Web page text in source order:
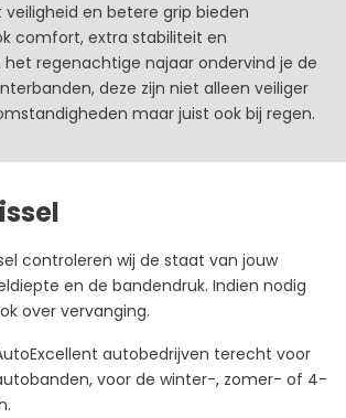
veiligheid en betere grip bieden
comfort, extra stabiliteit en
het regenachtige najaar ondervind je de
deze zijn niet alleen veiliger
maar juist ook bij regen.
controleren wij de staat van jouw
en de bandendruk. Indien nodig
over vervanging.
autobedrijven terecht voor
voor de winter-, zomer- of 4-